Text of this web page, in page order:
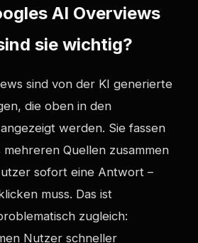
AI Overviews
sie wichtig?
sind von der KI generierte
die oben in den
werden. Sie fassen
Quellen zusammen
sofort eine Antwort –
muss. Das ist
zugleich:
Nutzer schneller